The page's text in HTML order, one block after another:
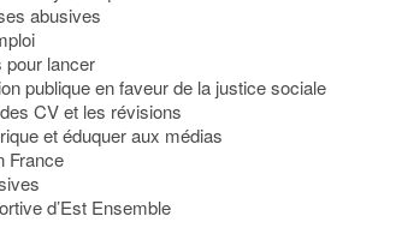
abusives
pour lancer
publique en faveur de la justice sociale
CV et les révisions
et éduquer aux médias
France
d’Est Ensemble